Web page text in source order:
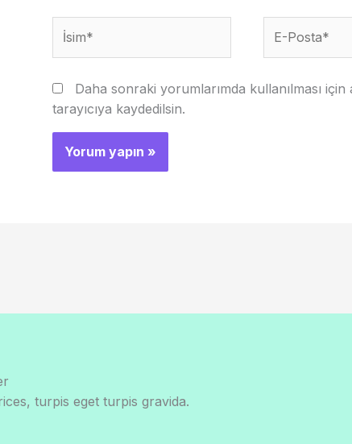
Posta*
Daha sonraki yorumlarımda kullanılması
tarayıcıya kaydedilsin.
turpis eget turpis gravida.